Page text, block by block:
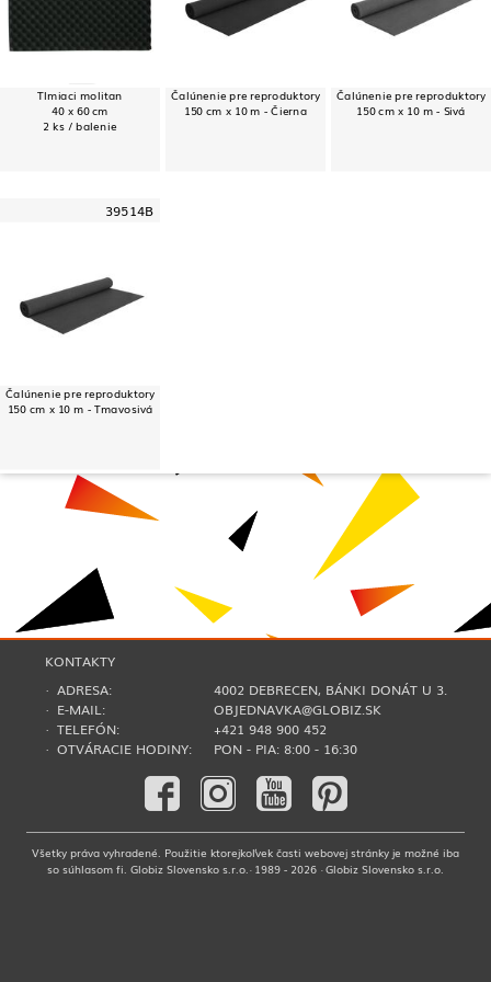
Tlmiaci molitan
40 x 60 cm
2 ks / balenie
Čalúnenie pre reproduktory
150 cm x 10 m - Čierna
Čalúnenie pre reproduktory
150 cm x 10 m - Sivá
39514B
Čalúnenie pre reproduktory
150 cm x 10 m - Tmavosivá
KONTAKTY
· ADRESA:
4002 DEBRECEN, BÁNKI DONÁT U 3.
· E-MAIL:
OBJEDNAVKA@GLOBIZ.SK
· TELEFÓN:
+421 948 900 452
· OTVÁRACIE HODINY:
PON - PIA: 8:00 - 16:30
Všetky práva vyhradené. Použitie ktorejkoľvek časti webovej stránky je možné iba
so súhlasom fi. Globiz Slovensko s.r.o.· 1989 - 2026 · Globiz Slovensko s.r.o.